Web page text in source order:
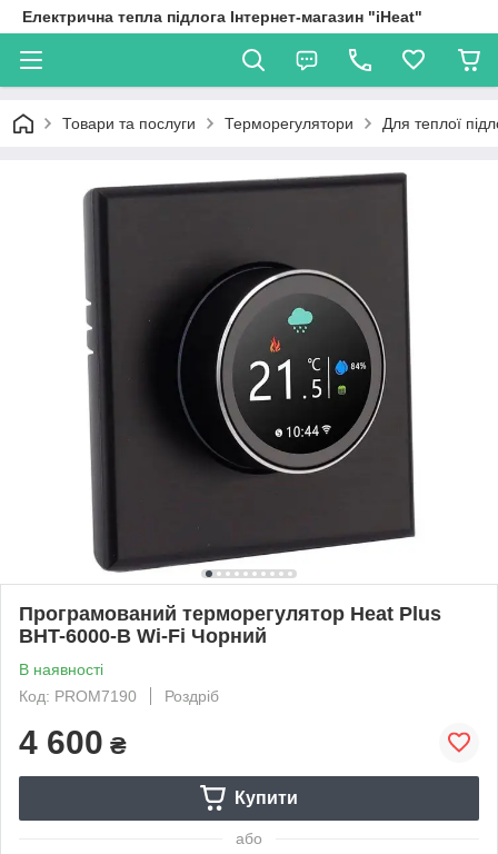
Електрична тепла підлога Інтернет-магазин "iHeat"
Товари та послуги Терморегулятори Для теплої
Програмований терморегулятор Heat Plus
BHT-6000-B Wi-Fi Чорний
В наявності
Код: PROM7190
Роздріб
4 600 ₴
Купити
або